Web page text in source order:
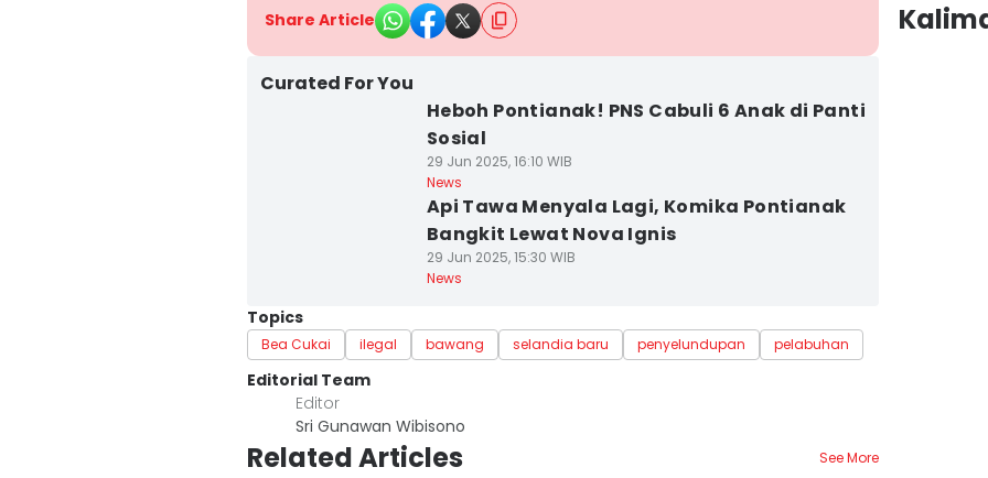
Share Article
Curated For You
Heboh Pontianak! PNS Cabuli 6 Anak di Panti
Sosial
29 Jun 2025, 16:10 WIB
News
Api Tawa Menyala Lagi, Komika Pontianak
Bangkit Lewat Nova Ignis
29 Jun 2025, 15:30 WIB
News
Topics
Bea Cukai ilegal bawang selandia baru penyelundupan pelabuhan
Editorial Team
Editor
Sri Gunawan Wibisono
Related Articles See More